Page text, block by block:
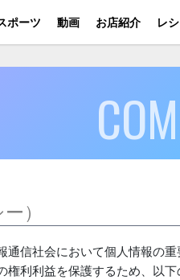
ポーツ 動画 お店紹介 レ
）
信社会において個人情報の重
利利益を保護するため、以